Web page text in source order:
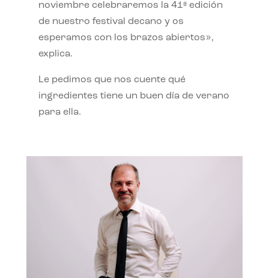
noviembre celebraremos la 41ª edición
de nuestro festival decano y os
esperamos con los brazos abiertos»,
explica.
Le pedimos que nos cuente qué
ingredientes tiene un buen día de verano
para ella.